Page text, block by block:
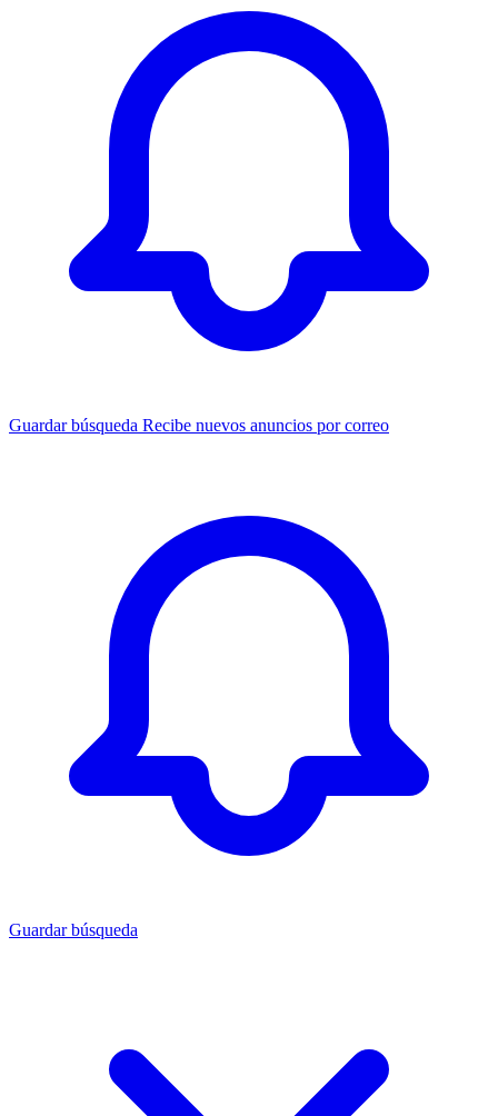
Guardar búsqueda Recibe nuevos anuncios por correo
Guardar búsqueda